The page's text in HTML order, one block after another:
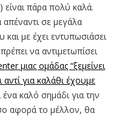
πάρα πολύ καλά.
σε μεγάλα
με έχει εντυπωσιάσει
να αντιμετωπίσει
μιας ομάδας “ξεμείνει
για καλάθι έχουμε
ένα καλό σημάδι για την
αφορά το μέλλον, θα